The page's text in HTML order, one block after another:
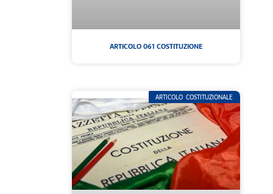
ARTICOLO 061 COSTITUZIONE
ARTICOLO COSTITUZIONALE